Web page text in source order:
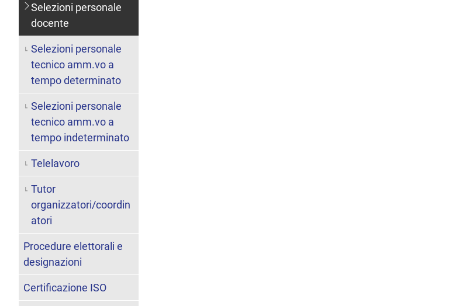
Selezioni personale
docente
Selezioni personale
tecnico amm.vo a
tempo determinato
Selezioni personale
tecnico amm.vo a
tempo indeterminato
Telelavoro
Tutor
organizzatori/coordin
atori
Procedure elettorali e
designazioni
Certificazione ISO